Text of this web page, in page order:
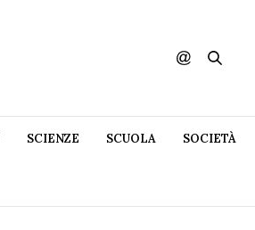
SCIENZE SCUOLA SOCIETÀ